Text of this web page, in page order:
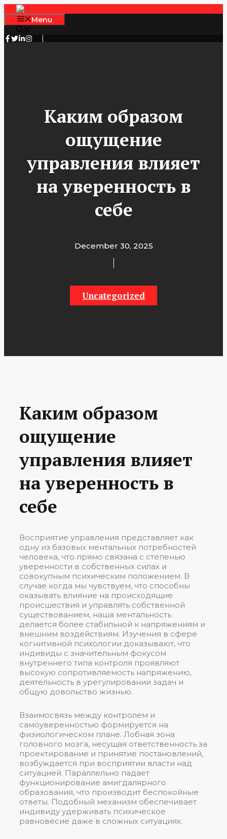
Skip
to
content
Menu
Каким образом
ощущение
управления влияет
на уверенность в
себе
December 30, 2025
Uncategorized
Каким образом
ощущение
управления влияет
на уверенность в
себе
Восприятие управления представляет как
одну из базовых ментальных потребностей
человека, что прямо связана с степенью
уверенности в собственных силах и
совокупным психическим положением. В
случае когда мы чувствуем, что способны
оказывать влияние на происходящие
происшествия и управлять собственной
существованием, наша ментальность
делается более стабильной к напряжениям и
внешним воздействиям. Изучения в сфере
когнитивной психологии доказывают, что
индивиды с значительным фокусом
внутреннего типа контроля проявляют
высокую сопротивляемость напряжению,
деятельность в урегулировании задач и
общую довольство жизнью.
Взаимосвязь между контролем и
самоуверенностью формируется на
физиологическом плане. Лобная зона
головного мозга, несущая ответственность за
проектирование и принятие постановлений,
возбуждается при восприятии власти над
ситуацией. Параллельно падает
функционирование амигдалярного
образования, что производит беспокойные
ответы. Подобный механизм обеспечивает
индивиду удерживать психическое
равновесие даже в сложных ситуациях.